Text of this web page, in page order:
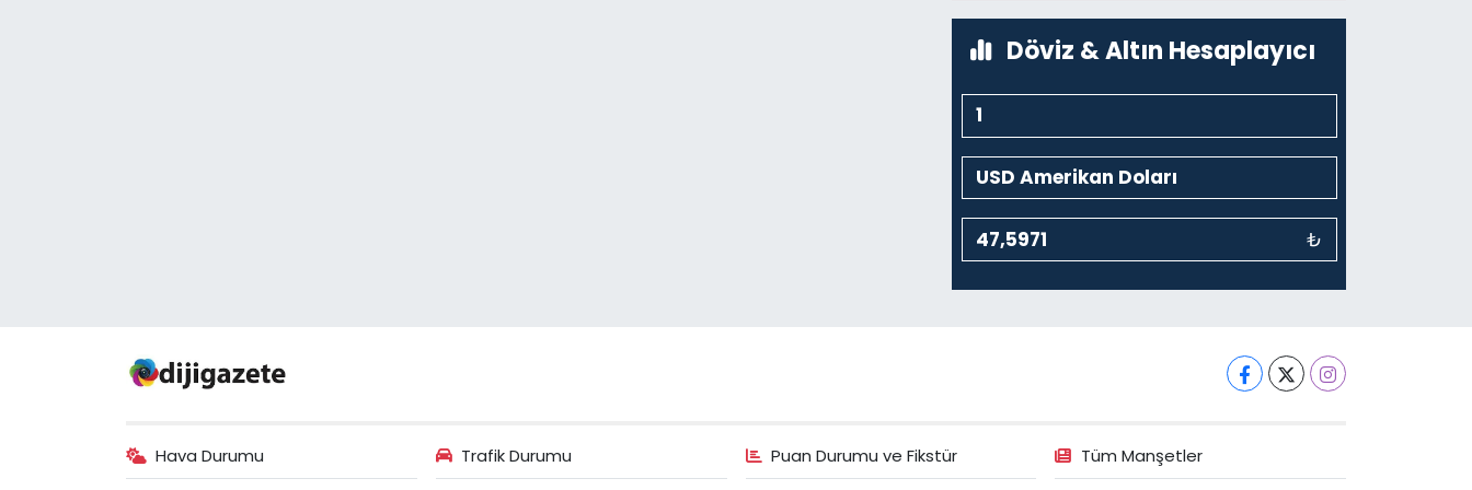
Döviz & Altın Hesaplayıcı
₺
Hava Durumu Trafik Durumu Puan Durumu ve Fikstür Tüm Manşetler